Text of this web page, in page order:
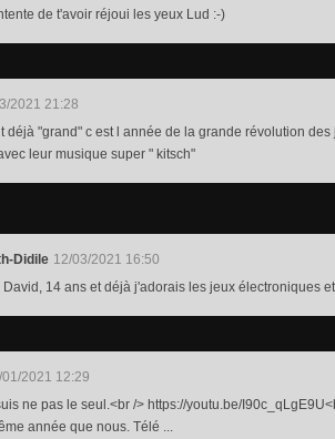
de t'avoir réjoui les yeux Lud :-)
2021 21:28
déjà "grand" c est l année de la grande révolution
leur musique super " kitsch"
Didile 12/03/2021 16:50
David, 14 ans et déjà j'adorais les jeux électroniques
2021 12:29
ne pas le seul.<br /> https://youtu.be/
année que nous. Télé ...